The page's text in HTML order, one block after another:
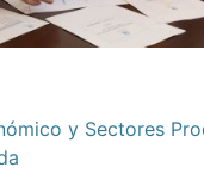
y Sectores